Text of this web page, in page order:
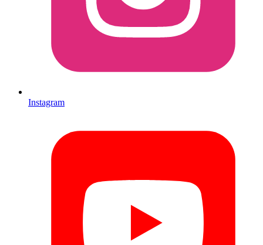
Instagram